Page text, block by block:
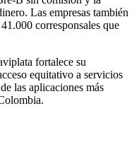
Las empresas también
corresponsales que
fortalece su
equitativo a servicios
las aplicaciones más